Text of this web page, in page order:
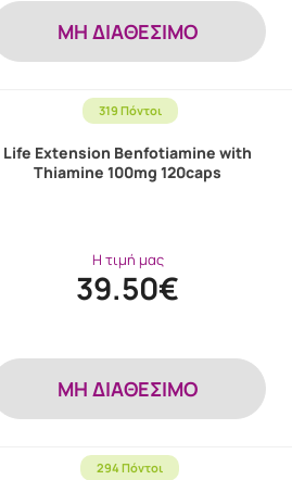
MH ΔΙΑΘΕΣΙΜΟ
319 Πόντοι
Life Extension Benfotiamine with
Thiamine 100mg 120caps
Η τιμή μας
39.50€
MH ΔΙΑΘΕΣΙΜΟ
294 Πόντοι